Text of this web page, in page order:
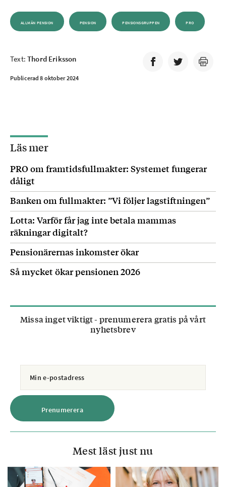
ALLMÄN PENSION PENSION PENSIONSGRUPPEN PRO
Text:Thord Eriksson
Publicerad 8 oktober 2024
Läs mer
PRO om framtidsfullmakter: Systemet fungerar
dåligt
Banken om fullmakter: ”Vi följer lagstiftningen”
Lotta: Varför får jag inte betala mammas
räkningar digitalt?
Pensionärernas inkomster ökar
Så mycket ökar pensionen 2026
Missa inget viktigt - prenumerera gratis på vårt
nyhetsbrev
Mest läst just nu